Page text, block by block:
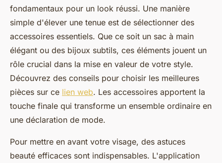
fondamentaux pour un look réussi. Une manière
simple d'élever une tenue est de sélectionner des
accessoires essentiels. Que ce soit un sac à main
élégant ou des bijoux subtils, ces éléments jouent un
rôle crucial dans la mise en valeur de votre style.
Découvrez des conseils pour choisir les meilleures
pièces sur ce lien web. Les accessoires apportent la
touche finale qui transforme un ensemble ordinaire en
une déclaration de mode.
Pour mettre en avant votre visage, des astuces
beauté efficaces sont indispensables. L'application